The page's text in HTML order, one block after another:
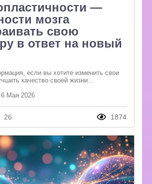
—
мозга
свою
в ответ на новый
если вы хотите изменить свои
качество своей жизни...
6 Мая 2026
26 1874